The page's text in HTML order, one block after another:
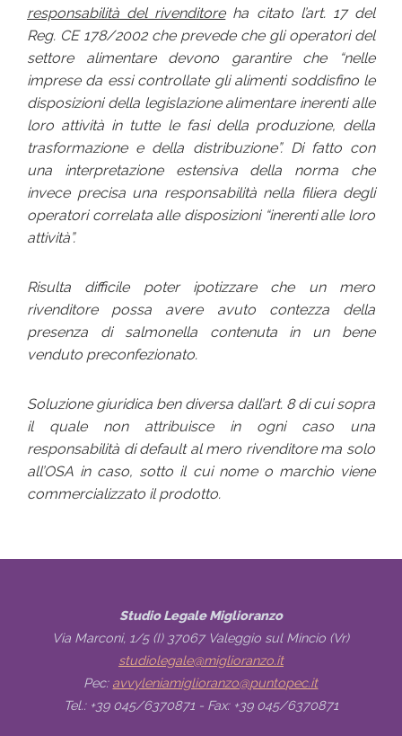
responsabilità del rivenditoreha citato l’art. 17 del
Reg. CE 178/2002 che prevede che gli operatori del
settore alimentare devono garantire che
“nelle
imprese da essi controllate gli alimenti soddisfino le
disposizioni della legislazione alimentare inerenti alle
loro attività in tutte le fasi della produzione, della
trasformazione e della distribuzione”. Di fatto con
una interpretazione estensiva della norma che
invece precisa una responsabilità nella filiera degli
operatori correlata alle disposizioni “inerenti alle loro
attività”.
Risulta difficile poter ipotizzare che un mero
rivenditore possa avere avuto contezza della
presenza di salmonella contenuta in un bene
venduto preconfezionato.
Soluzione giuridica ben diversa dall’art. 8 di cui sopra
il quale non attribuisce in ogni caso una
responsabilità didefaultal mero rivenditore ma solo
all’OSA in caso, sotto il cui nome o marchio viene
commercializzato il prodotto.
Studio Legale Miglioranzo
Via Marconi, 1/5 (I) 37067 Valeggio sul Mincio (Vr)
studiolegale@miglioranzo.it
Pec: avvyleniamiglioranzo@puntopec.it
Tel.: +39 045/6370871 - Fax: +39 045/6370871